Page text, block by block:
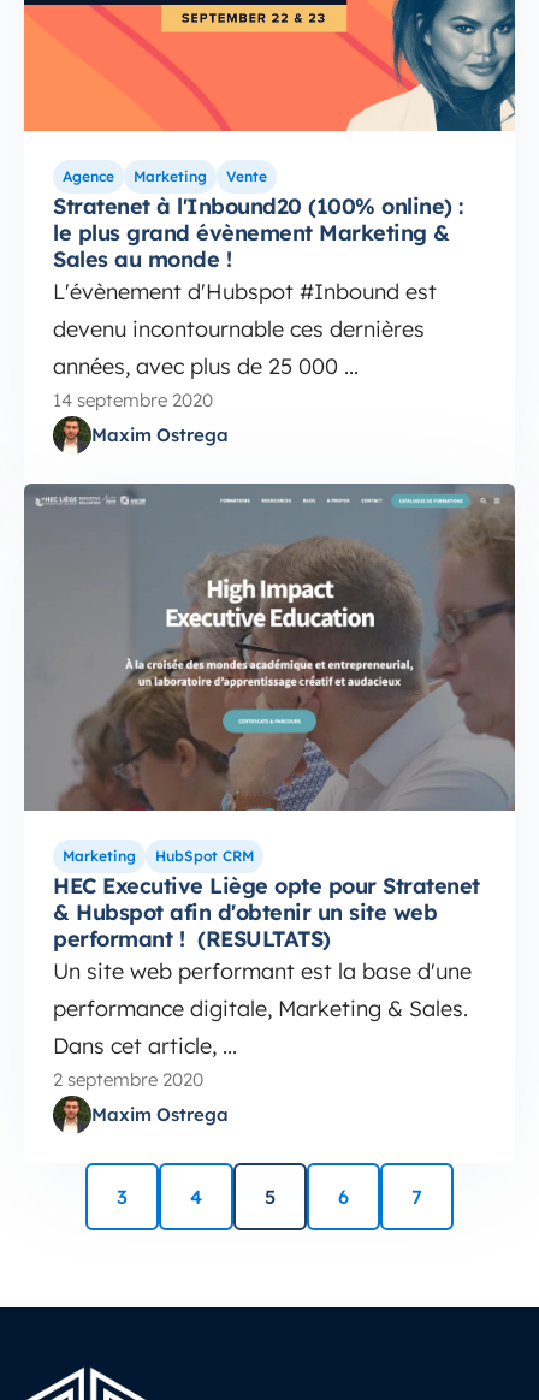
Agence Marketing Vente
Stratenet à l'Inbound20 (100% online) :
le plus grand évènement Marketing &
Sales au monde !
L'évènement d'Hubspot #Inbound est
devenu incontournable ces dernières
années, avec plus de 25 000 ...
14 septembre 2020
Maxim Ostrega
Marketing HubSpot CRM
HEC Executive Liège opte pour Stratenet
& Hubspot afin d'obtenir un site web
performant ! (RESULTATS)
Un site web performant est la base d'une
performance digitale, Marketing & Sales.
Dans cet article, ...
2 septembre 2020
Maxim Ostrega
3 4 5 6 7